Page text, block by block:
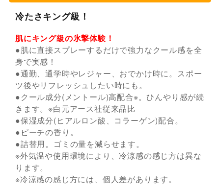
冷たさキング級！
肌にキング級の氷撃体験！
●肌に直接スプレーするだけで強力なクール感を全
身で実感！
●通勤、通学時やレジャー、おでかけ時に。スポー
ツ後やリフレッシュしたい時にも。
●クール成分(メントール)高配合※。ひんやり感が続
きます。※白元アース社従来品比
●保湿成分(ヒアルロン酸、コラーゲン)配合。
●ピーチの香り。
●詰替用。ゴミの量を減らせます。
※外気温や使用環境により、冷涼感の感じ方は異な
ります。
※冷涼感の感じ方には、個人差があります。